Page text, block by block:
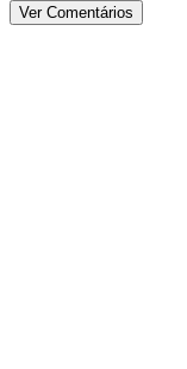
Ver Comentários